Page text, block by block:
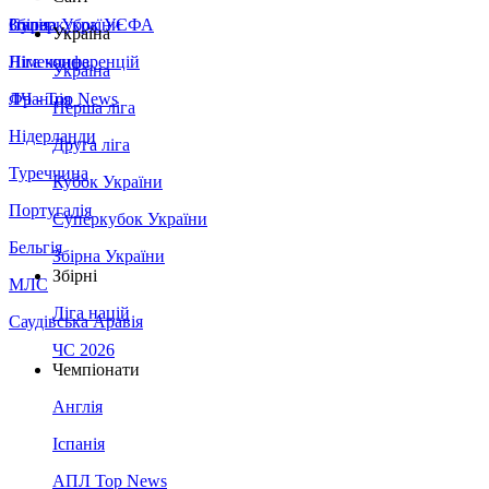
Збірна України
Італія
Німеччина
Франція
Нідерланди
Туреччина
Португалія
Бельгія
МЛС
Саудівська Аравія
Суперкубок УЄФА
Ліга конференцій
ЛЧ - Top News
Україна
Україна
Перша ліга
Друга ліга
Кубок України
Суперкубок України
Збірна України
Збірні
Ліга націй
ЧС 2026
Чемпіонати
Англія
Іспанія
АПЛ Top News